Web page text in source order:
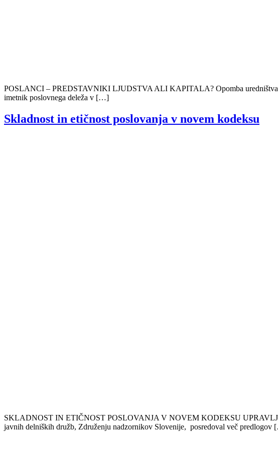
POSLANCI – PREDSTAVNIKI LJUDSTVA ALI KAPITALA? Opomba uredništva:
imetnik poslovnega deleža v […]
Skladnost in etičnost poslovanja v novem kodeksu
SKLADNOST IN ETIČNOST POSLOVANJA V NOVEM KODEKSU
javnih delniških družb, Združenju nadzornikov Slovenije, posredoval več